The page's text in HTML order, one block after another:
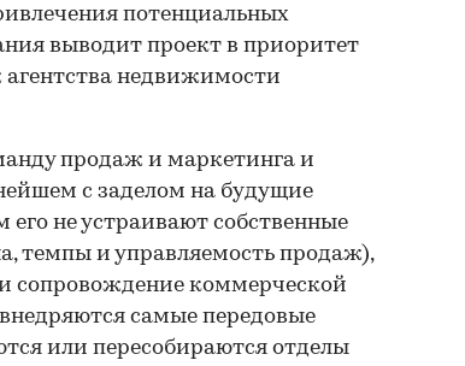
потенциальных
выводит проект в приоритет
недвижимости
продаж и маркетинга и
с заделом на будущие
не устраивают собственные
темпы и управляемость продаж),
сопровождение коммерческой
самые передовые
или пересобираются отделы